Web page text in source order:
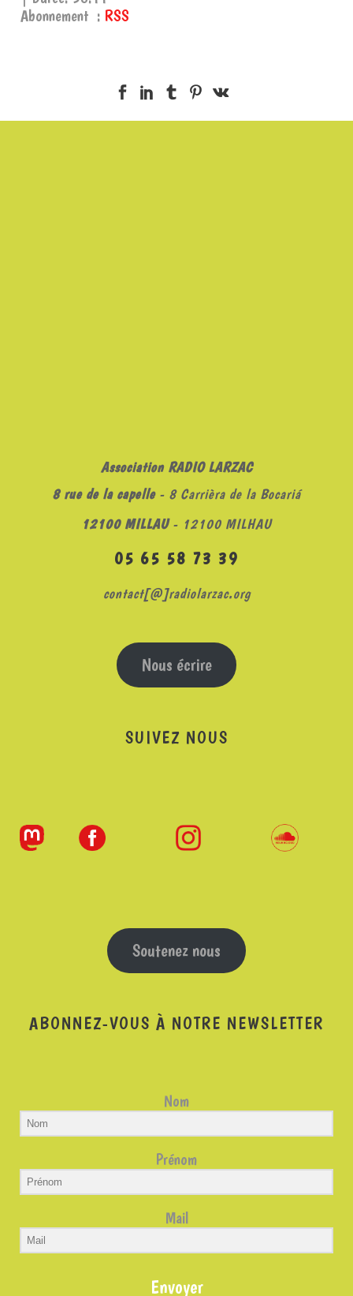
RSS
SHARE
Abonnement : RSS
Association RADIO LARZAC
8 rue de la capelle- 8 Carrièra de la Bocariá
12100 MILLAU- 12100 MILHAU
05 65 58 73 39
contact[@]radiolarzac.org
Nous écrire
SUIVEZ NOUS
Soutenez nous
ABONNEZ-VOUS À NOTRE NEWSLETTER
Nom
Prénom
Mail
Envoyer